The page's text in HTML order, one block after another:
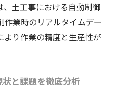
がもたらす環境効果と
入のメリットと現状把
土工事における自動制御
作業時のリアルタイムデー
り作業の精度と生産性が
と課題を徹底分析